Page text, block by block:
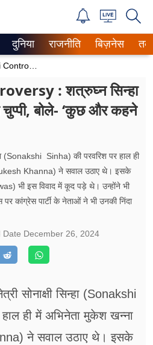
दुनिया राजनीति बिज़नेस
: शत्रुघ्न सिन्हा
चुप्पी, बोले- ‘कुछ और कहने
(Sonakshi Sinha) की परवरिश पर हाल ही
Khanna) ने सवाल उठाए थे। इसके
भी इस विवाद में कूद पड़े थे। उन्होंने भी
कांग्रेस पार्टी के नेताओं ने भी उनकी निंदा
Date December 26, 2024
सोनाक्षी सिन्हा (Sonakshi
ही में अभिनेता मुकेश खन्ना
ने सवाल उठाए थे। इसके